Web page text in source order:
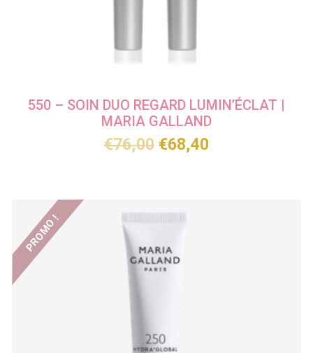
550 – SOIN DUO REGARD LUMIN’ÉCLAT |
MARIA GALLAND
€76,00 €68,40
PROMO !